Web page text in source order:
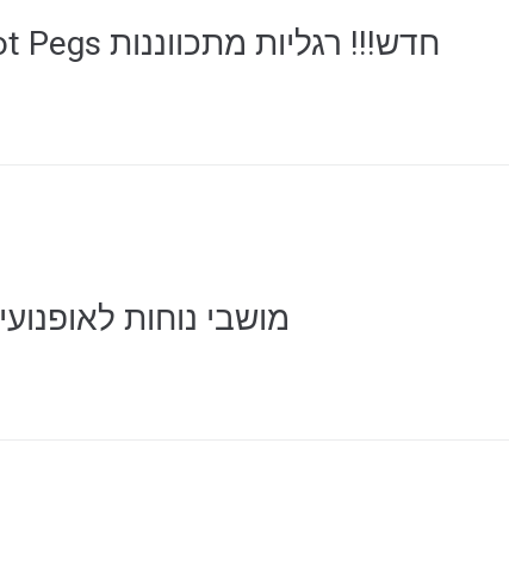
חדש!!! רגליות מתכווננות Works Pro Foot Pegs לאופנועי BMW
מושבי נוחות לאופנועי BMW R1300GS במגוון צבעים